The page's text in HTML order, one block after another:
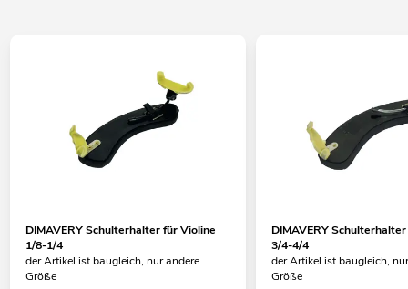
DIMAVERY Schulterhalter für Violine
1/8-1/4
der Artikel ist baugleich, nur andere
Größe
DIMAVERY
3/4-4/4
der Artikel ist baugleich,
Größe